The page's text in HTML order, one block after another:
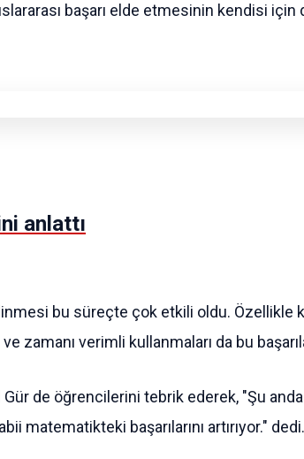
başarı elde etmesinin kendisi için
anlattı
bu süreçte çok etkili oldu.
zamanı verimli kullanmaları da bu
de öğrencilerini tebrik ederek, "Şu
matematikteki başarılarını artırıyor." dedi.